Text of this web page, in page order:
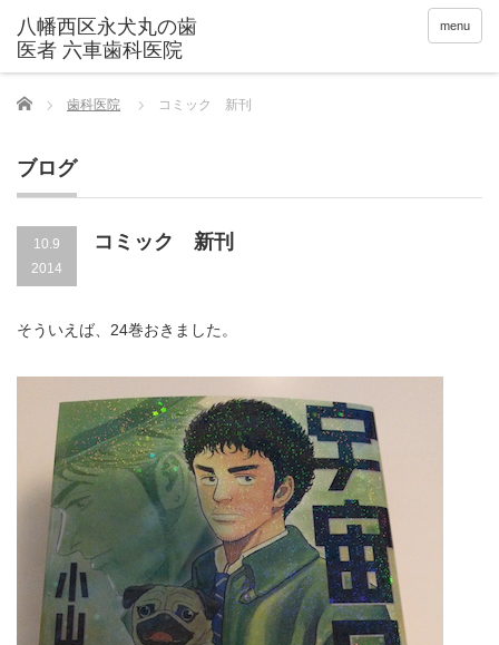
menu
Home 歯科医院 コミック 新刊
ブログ
10.9
2014
コミック 新刊
そういえば、24巻おきました。